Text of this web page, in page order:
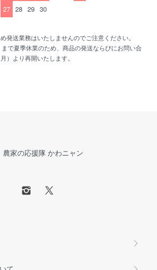
27 28 29 30
発送業務はいたしませんのでご注意ください。
で夏季休業のため、商品の発送ならびにお問い合
）より再開いたします。
農家の応援隊 かわニャン